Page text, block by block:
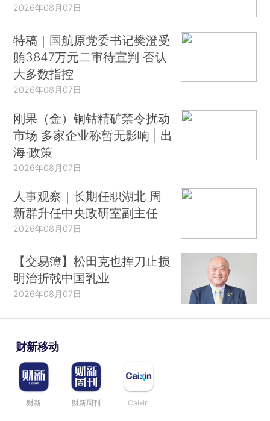
2026年08月07日
特稿｜国航原党委书记樊澄受
贿3847万元二审待宣判 否认
大多数指控
2026年08月07日
刚果（金）铜钴精矿禁令扰动
市场 多家企业称暂无影响 | 出
海·政策
2026年08月07日
人事观察｜长期任职湖北 周
新群升任中央政研室副主任
2026年08月07日
【交易簿】松田克也挥刀止损
明治折戟中国乳业
2026年08月07日
财新移动
财新 财新周刊 Caixin